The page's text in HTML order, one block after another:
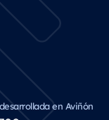
en Aviñón